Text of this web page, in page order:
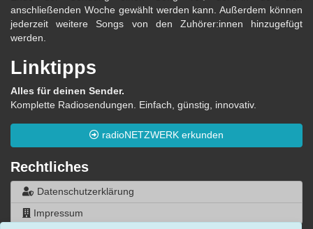
anschließenden Woche gewählt werden kann. Außerdem können
jederzeit weitere Songs von den Zuhörer:innen hinzugefügt
werden.
Linktipps
Alles für deinen Sender.
Komplette Radiosendungen. Einfach, günstig, innovativ.
radioNETZWERK erkunden
Rechtliches
Datenschutzerklärung
Impressum